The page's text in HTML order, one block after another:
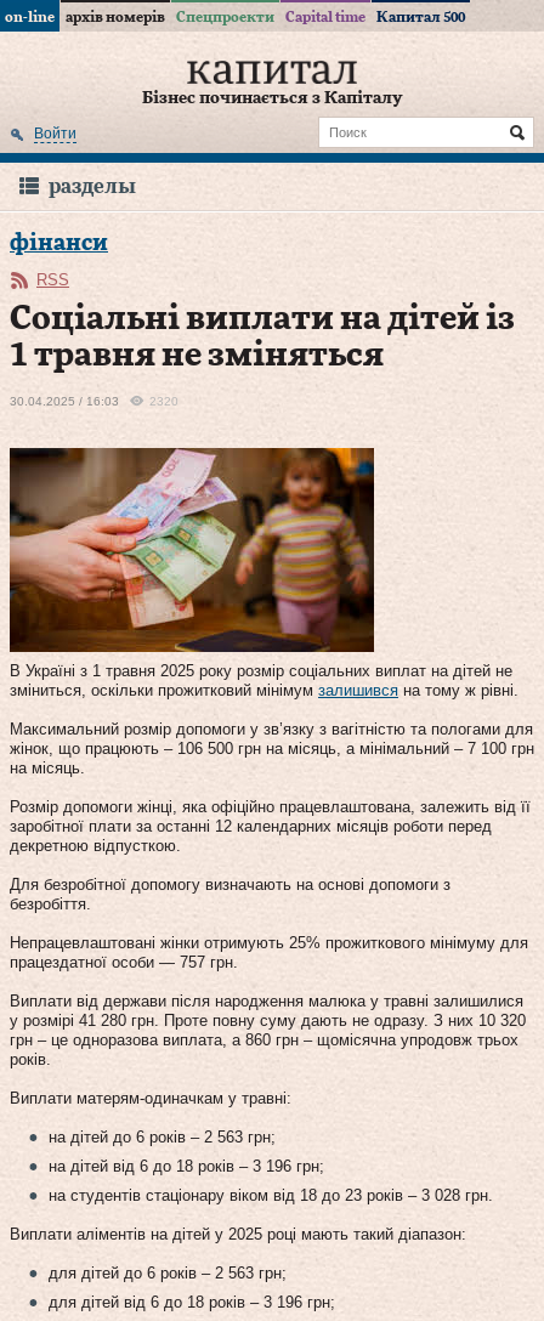
on-line архів номерів Спецпроекти Capital time Капитал 500
Бізнес починається з Капіталу
Войти
разделы
фінанси
RSS
Соціальні виплати на дітей із
1 травня не зміняться
30.04.2025 / 16:03 2320
В Україні з 1 травня 2025 року розмір соціальних виплат на дітей не
зміниться, оскільки прожитковий мінімум залишився на тому ж рівні.
Максимальний розмір допомоги у зв’язку з вагітністю та пологами для
жінок, що працюють – 106 500 грн на місяць, а мінімальний – 7 100 грн
на місяць.
Розмір допомоги жінці, яка офіційно працевлаштована, залежить від її
заробітної плати за останні 12 календарних місяців роботи перед
декретною відпусткою.
Для безробітної допомогу визначають на основі допомоги з
безробіття.
Непрацевлаштовані жінки отримують 25% прожиткового мінімуму для
працездатної особи — 757 грн.
Виплати від держави після народження малюка у травні залишилися
у розмірі 41 280 грн. Проте повну суму дають не одразу. З них 10 320
грн – це одноразова виплата, а 860 грн – щомісячна упродовж трьох
років.
Виплати матерям-одиначкам у травні:
на дітей до 6 років – 2 563 грн;
на дітей від 6 до 18 років – 3 196 грн;
на студентів стаціонару віком від 18 до 23 років – 3 028 грн.
Виплати аліментів на дітей у 2025 році мають такий діапазон:
для дітей до 6 років – 2 563 грн;
для дітей від 6 до 18 років – 3 196 грн;